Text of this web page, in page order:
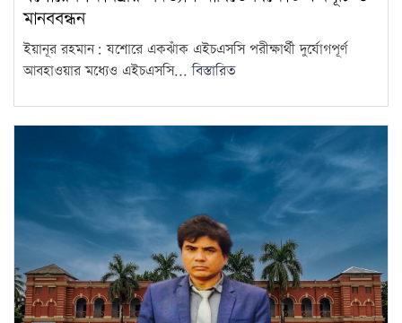
মানববন্ধন
ইয়ানূর রহমান: যশোরে একঝাঁক এইচএসসি পরীক্ষার্থী দুর্যোগপূর্ণ
আবহাওয়ার মধ্যেও এইচএসসি...বিস্তারিত